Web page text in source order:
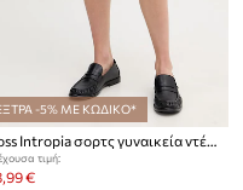
-5% ΜΕ ΚΩΔΙΚΟ*
Hoss Intropia σορτς γυναικεία ντένιμ
τιμή:
€